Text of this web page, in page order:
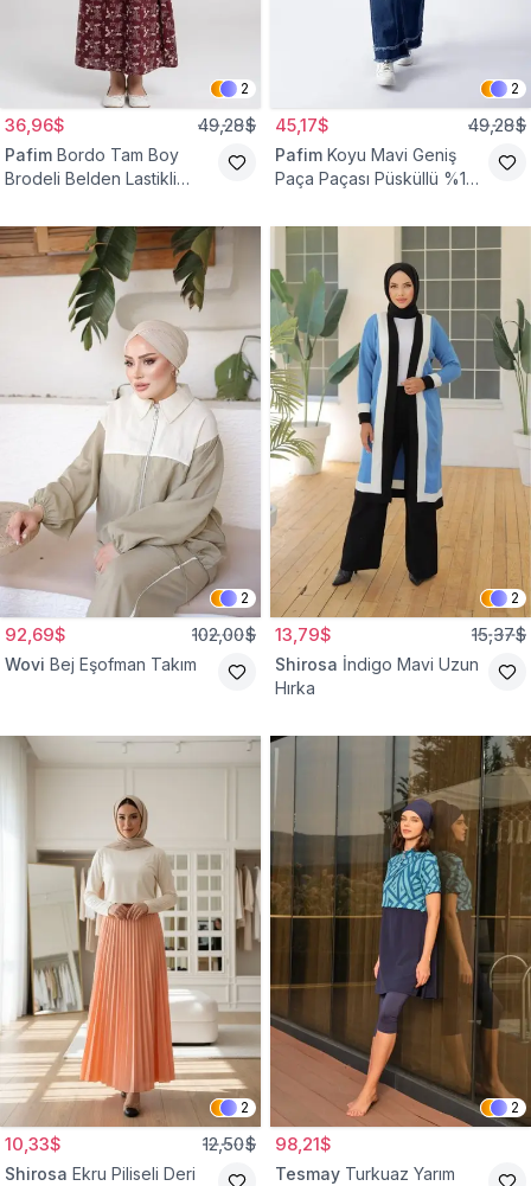
2
36,96$ 49,28$
Pafim Bordo Tam Boy
Brodeli Belden Lastikli
2
45,17$ 49,28$
Pafim Koyu Mavi Geniş
Paça Paçası Püsküllü %100
Pantolon
2
92,69$ 102,00$
Wovi Bej Eşofman Takım
2
13,79$ 15,37$
Shirosa İndigo Mavi Uzun
Hırka
2
10,33$ 12,50$
Shirosa Ekru Piliseli Deri
2
98,21$
Tesmay Turkuaz Yarım